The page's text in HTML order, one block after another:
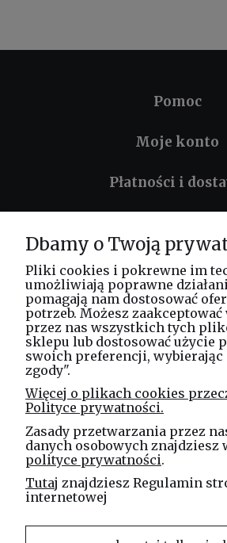
Pomoc
Moje konto
Płatności i
O nas
Masz pytania?
tel. kom. 730
Spółka
ul.
35-213
e-mail
Dbamy o Twoją
Pliki cookies i pokrewne im
umożliwiają poprawne
pomagają nam dostosować
potrzeb. Możesz
przez nas wszystkich tych
sklepu lub dostosować użycie
swoich preferencji, wybierając
zgody".
Więcej o plikach cookies
Polityce prywatności.
Zasady przetwarzania przez
danych osobowych znajdziesz
polityce prywatności.
Tutaj znajdziesz Regulamin
internetowej